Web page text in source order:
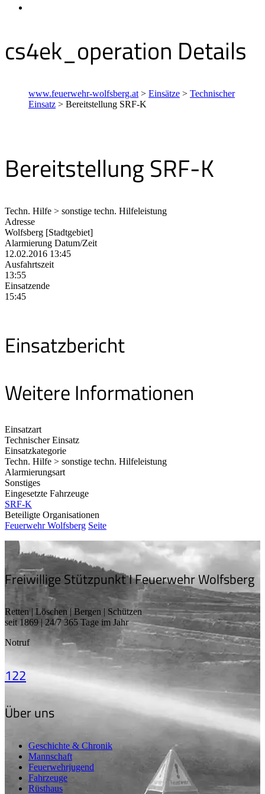
cs4ek_operation Details
www.feuerwehr-wolfsberg.at > Einsätze > Technischer
Einsatz > Bereitstellung SRF-K
Bereitstellung SRF-K
Techn. Hilfe > sonstige techn. Hilfeleistung
Adresse
Wolfsberg [Stadtgebiet]
Alarmierung Datum/Zeit
12.02.2016 13:45
Ausfahrtszeit
13:55
Einsatzende
15:45
Einsatzbericht
Weitere Informationen
Einsatzart
Technischer Einsatz
Einsatzkategorie
Techn. Hilfe > sonstige techn. Hilfeleistung
Alarmierungsart
Sonstiges
Eingesetzte Fahrzeuge
SRF-K
Beteiligte Organisationen
Feuerwehr Wolfsberg Seite
Freiwillige Stützpunkt I Feuerwehr Wolfsberg
Retten | Löschen | Bergen | Schützen
seit 1869 | 24/7 365 Tage im Jahr
Notruf
122
Über uns
Geschichte & Chronik
Mannschaft
Feuerwehrjugend
Fahrzeuge
Rüsthaus